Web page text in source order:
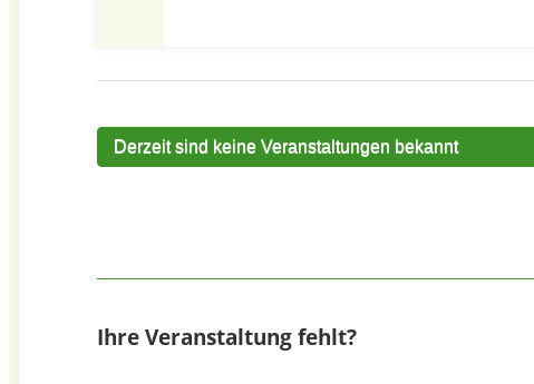
Derzeit sind keine Veranstaltungen bekannt
Ihre Veranstaltung fehlt?